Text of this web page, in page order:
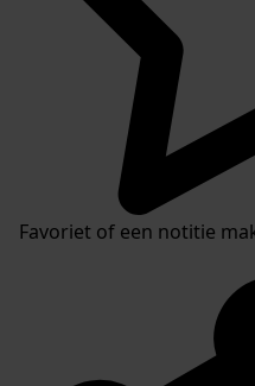
Favoriet of een notitie